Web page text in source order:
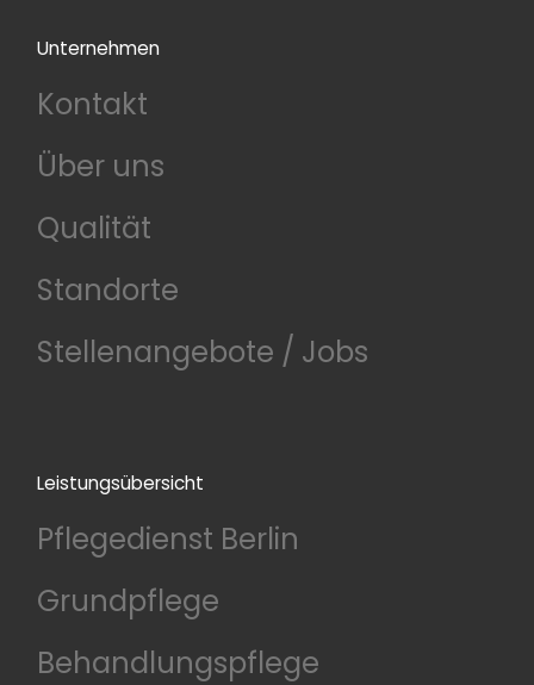
Unternehmen
Kontakt
Über uns
Qualität
Standorte
Stellenangebote / Jobs
Leistungsübersicht
Pflegedienst Berlin
Grundpflege
Behandlungspflege